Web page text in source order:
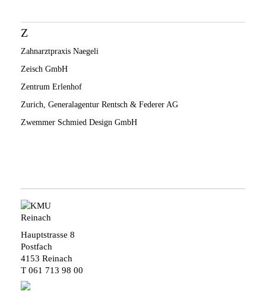
Z
Zahnarztpraxis Naegeli
Zeisch GmbH
Zentrum Erlenhof
Zurich, Generalagentur Rentsch & Federer AG
Zwemmer Schmied Design GmbH
Hauptstrasse 8
Postfach
4153 Reinach
T 061 713 98 00